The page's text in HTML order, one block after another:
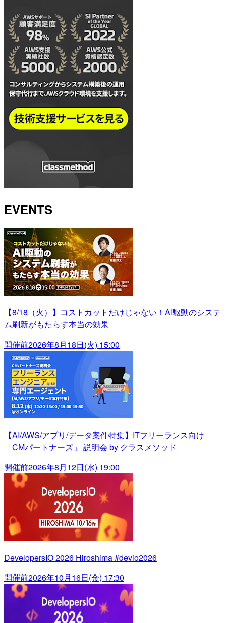
EVENTS
【8/18（火）】コストカットだけじゃない！AI駆動のシステ
ム刷新がもたらす本当の効果
開催前2026年8月18日(火) 15:00
【AI/AWS/アプリ/データ案件特集】ITフリーランス向け
「CMパートナーズ」 説明会 by クラスメソッド
開催前2026年8月12日(水) 19:00
DevelopersIO 2026 Hiroshima #devio2026
開催前2026年10月16日(金) 17:30